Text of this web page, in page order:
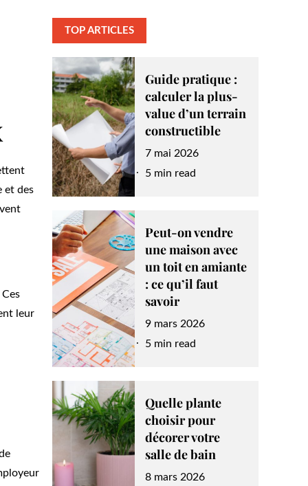
et des
leur
TOP ARTICLES
Guide pratique :
calculer la plus-
value d’un terrain
constructible
Posted
on
7 mai 2026
5 min read
Peut-on vendre
une maison avec
un toit en amiante
: ce qu’il faut
savoir
Posted
on
9 mars 2026
5 min read
Quelle plante
choisir pour
décorer votre
salle de bain
Posted
8 mars 2026